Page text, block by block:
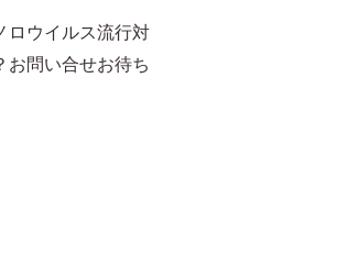
ロウイルス流行対
お問い合せお待ち